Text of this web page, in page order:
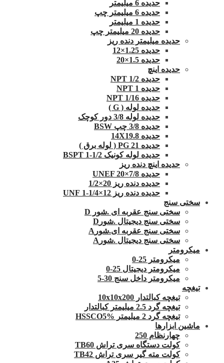
حدیده 6 میلیمتر
حدیده 6 میلیمتر چپ
حدیده 1 میلیمتر
حدیده 20 میلیمتر چپ
حدیده میلیمتر دنده ریز
حدیده 1.25×12
حدیده 1.5×20
حدیده اینچ
حدیده 1/2 NPT
حدیده NPT 1
حدیده 1/16 NPT
حدیده لوله ( G )
حدیده لوله 3/8 دور کوچک
حدیده 3/8 چپ BSW
حدیده 14X19.8
حدیده 21 PG ( لوله برق )
حدیده لوله کونیک 1/2-1 BSPT
حدیده اینچ دنده ریز
حدیده UNEF 20×7/8
حدیده دنده ریز 20×1/2
حدیده دنده ریز 12×1/4-1 UNF
سختی سنج
سختی سنج عقربه ای .شور D
سختی سنج دیجیتال .شورD
سختی سنج عقربه ای.شورA
سختی سنج دیجیتال .شورA
میکرومتر
میکرومتر 25-0
میکرومتر دیجیتال 25-0
میکرومتر داخل سنج 30-5
تیغچه
تیغچه کبالتدار 10x10x200
تیغچه گرد 2.5 میلیمتر کبالتدار
تیغچه گرد 2 میلیمتر HSSCO5%
ماشین ابزارها
چهارنظام 250
کولت دستگاه سری تراش TB60
کولت مته گیر سری تراش TB42